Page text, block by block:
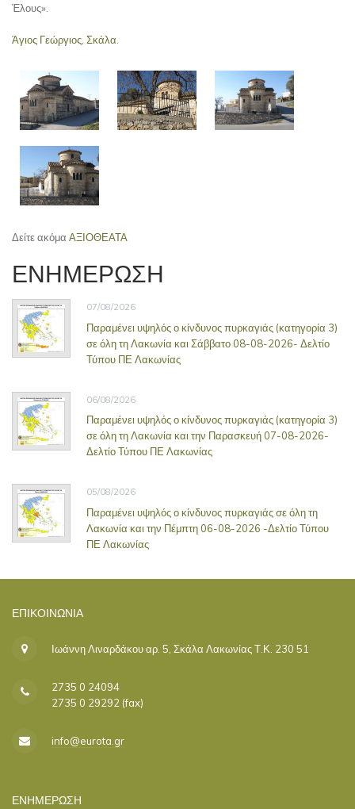
Έλους».
Άγιος Γεώργιος, Σκάλα.
Δείτε ακόμα ΑΞΙΟΘΕΑΤΑ
ΕΝΗΜΕΡΩΣΗ
07/08/2026
Παραμένει υψηλός ο κίνδυνος πυρκαγιάς (κατηγορία 3)
σε όλη τη Λακωνία και Σάββατο 08-08-2026- Δελτίο
Τύπου ΠΕ Λακωνίας
06/08/2026
Παραμένει υψηλός ο κίνδυνος πυρκαγιάς (κατηγορία 3)
σε όλη τη Λακωνία και την Παρασκευή 07-08-2026-
Δελτίο Τύπου ΠΕ Λακωνίας
05/08/2026
Παραμένει υψηλός ο κίνδυνος πυρκαγιάς σε όλη τη
Λακωνία και την Πέμπτη 06-08-2026 -Δελτίο Τύπου
ΠΕ Λακωνίας
ΕΠΙΚΟΙΝΩΝΊΑ
Ιωάννη Λιναρδάκου αρ. 5, Σκάλα Λακωνίας Τ.Κ. 230 51
2735 0 24094
2735 0 29292 (fax)
info@eurota.gr
ΕΝΗΜΕΡΩΣΗ